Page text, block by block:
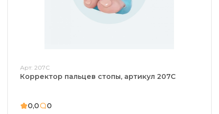
Арт: 207С
Корректор пальцев стопы, артикул 207С
0,0 0